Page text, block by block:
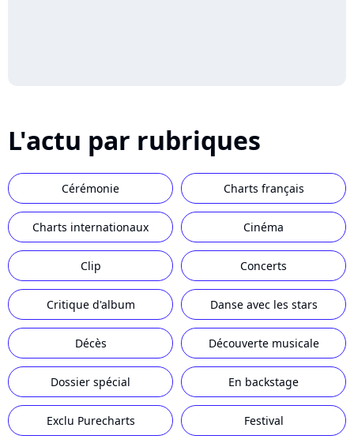
L'actu par rubriques
Cérémonie Charts français
Charts internationaux Cinéma
Clip Concerts
Critique d'album Danse avec les stars
Décès Découverte musicale
Dossier spécial En backstage
Exclu Purecharts Festival